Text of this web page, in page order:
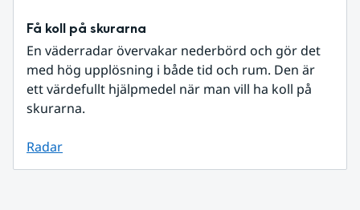
Få koll på skurarna
En väderradar övervakar nederbörd och gör det
med hög upplösning i både tid och rum. Den är
ett värdefullt hjälpmedel när man vill ha koll på
skurarna.
Radar